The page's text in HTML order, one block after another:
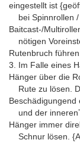
eingestellt ist
bei Spinnrollen /
Baitcast-/
nötigen
Rutenbruch führen.
3. Im Falle eines
Hänger über die
Rute zu lösen.
Beschädigungend
und der
Hänger immer
Schnur lösen.